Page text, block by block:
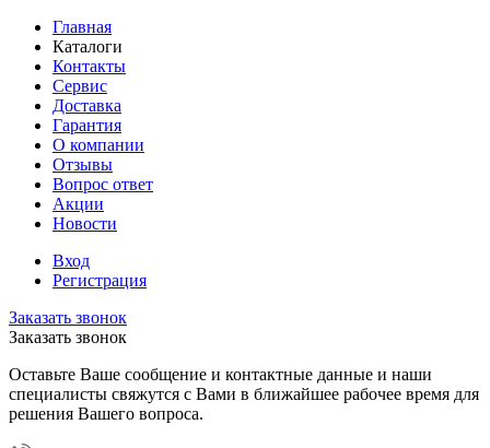
Главная
Каталоги
Контакты
Сервис
Доставка
Гарантия
О компании
Отзывы
Вопрос ответ
Акции
Новости
Вход
Регистрация
Заказать звонок
Заказать звонок
Оставьте Ваше сообщение и контактные данные и наши
специалисты свяжутся с Вами в ближайшее рабочее время для
решения Вашего вопроса.